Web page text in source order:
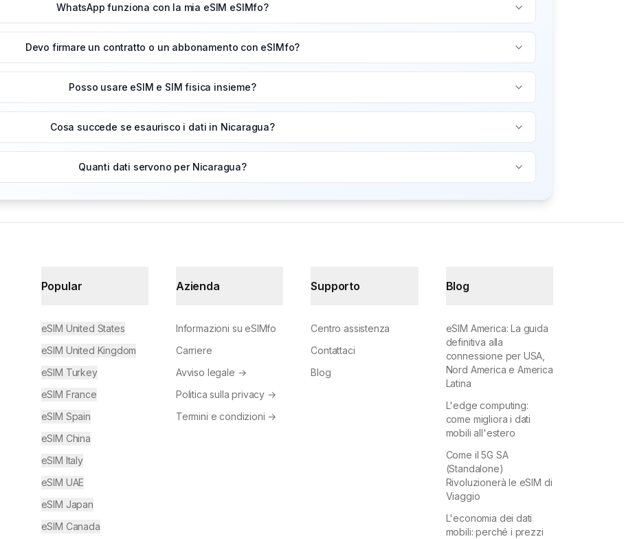
WhatsApp funziona con la mia eSIM eSIMfo?
Devo firmare un contratto o un abbonamento con eSIMfo?
Posso usare eSIM e SIM fisica insieme?
Cosa succede se esaurisco i dati in Nicaragua?
Quanti dati servono per Nicaragua?
Popular
eSIM United States
eSIM United Kingdom
eSIM Turkey
eSIM France
eSIM Spain
eSIM China
eSIM Italy
eSIM UAE
eSIM Japan
eSIM Canada
Azienda
Informazioni su eSIMfo
Carriere
Avviso legale →
Politica sulla privacy →
Termini e condizioni →
Supporto
Centro assistenza
Contattaci
Blog
Blog
eSIM America: La guida
definitiva alla
connessione per USA,
Nord America e America
Latina
L'edge computing:
come migliora i dati
mobili all'estero
Come il 5G SA
(Standalone)
Rivoluzionerà le eSIM di
Viaggio
L'economia dei dati
mobili: perché i prezzi